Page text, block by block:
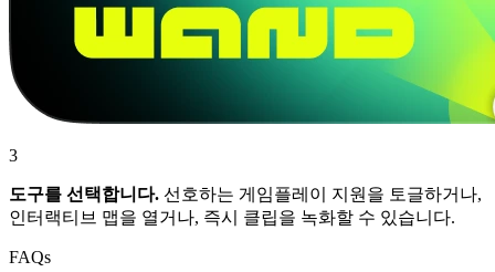
3
도구를 선택합니다. 선호하는 게임플레이 지원을 토글하거나,
인터랙티브 맵을 열거나, 즉시 클립을 녹화할 수 있습니다.
FAQs